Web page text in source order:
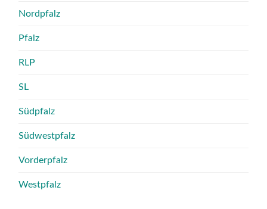
Nordpfalz
Pfalz
RLP
SL
Südpfalz
Südwestpfalz
Vorderpfalz
Westpfalz